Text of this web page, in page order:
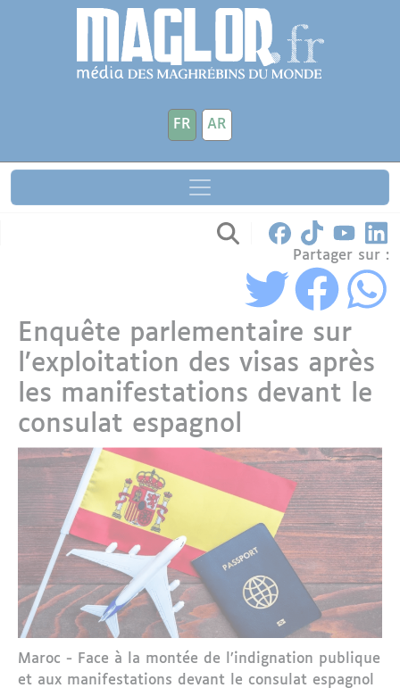
Aller au contenu principal
FR AR
Partager sur :
Enquête parlementaire sur
l’exploitation des visas après
les manifestations devant le
consulat espagnol
Maroc - Face à la montée de l’indignation publique
et aux manifestations devant le consulat espagnol
Panneau de gestion des cookies